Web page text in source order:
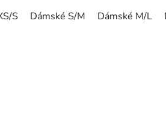
S Dámské S/M Dámské M/L